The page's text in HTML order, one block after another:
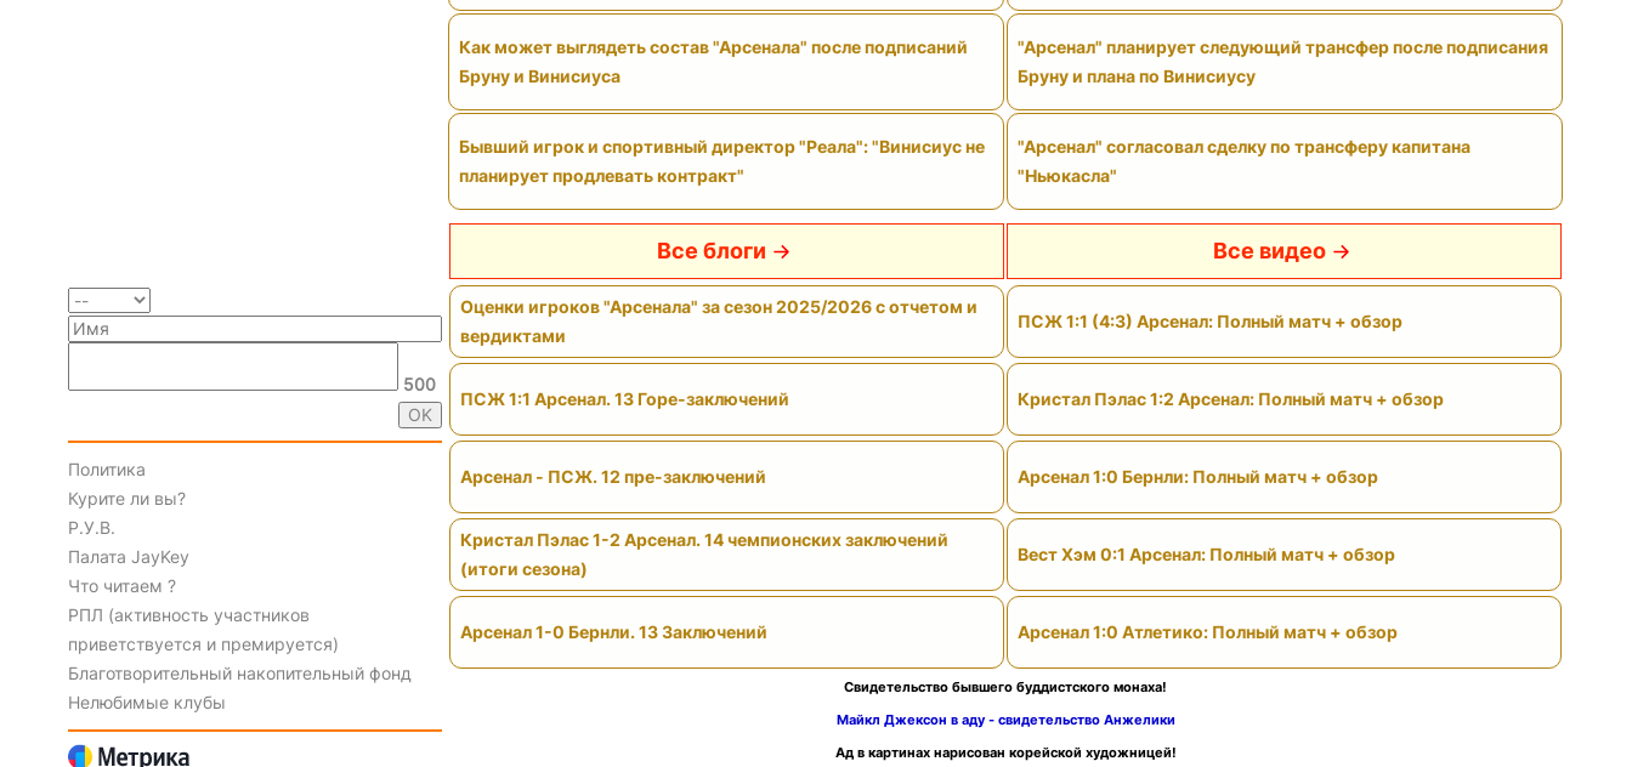
500
Политика
Курите ли вы?
Р.У.В.
Палата JayKey
Что читаем ?
РПЛ (активность участников
приветствуется и премируется)
Благотворительный накопительный фонд
Нелюбимые клубы
Как может выглядеть состав "Арсенала" после подписаний
Бруну и Винисиуса
"Арсенал" планирует следующий трансфер после подписания
Бруну и плана по Винисиусу
Бывший игрок и спортивный директор "Реала": "Винисиус не
планирует продлевать контракт"
"Арсенал" согласовал сделку по трансферу капитана
"Ньюкасла"
Все блоги
Оценки игроков "Арсенала" за сезон 2025/2026 с отчетом и
вердиктами
ПСЖ 1:1 Арсенал. 13 Горе-заключений
Арсенал - ПСЖ. 12 пре-заключений
Кристал Пэлас 1-2 Арсенал. 14 чемпионских заключений
(итоги сезона)
Арсенал 1-0 Бернли. 13 Заключений
Все видео
ПСЖ 1:1 (4:3) Арсенал: Полный матч + обзор
Кристал Пэлас 1:2 Арсенал: Полный матч + обзор
Арсенал 1:0 Бернли: Полный матч + обзор
Вест Хэм 0:1 Арсенал: Полный матч + обзор
Арсенал 1:0 Атлетико: Полный матч + обзор
Свидетельство бывшего буддистского монаха!
Майкл Джексон в аду - свидетельство Анжелики
Ад в картинах нарисован корейской художницей!